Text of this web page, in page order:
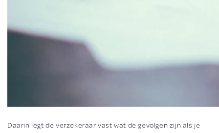
Daarin legt de verzekeraar vast wat de gevolgen zijn als je